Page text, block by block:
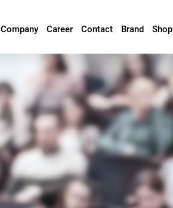
Company Career Contact Brand Shop